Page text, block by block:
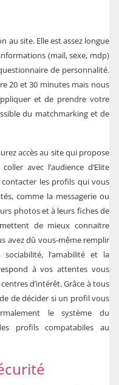
au site. Elle est assez longue
(mail, sexe, mdp)
de personnalité.
20 et 30 minutes mais nous
et de prendre votre
du matchmarking et de
accès au site qui propose
avec l’audience d’Elite
les profils qui vous
comme la messagerie ou
photos et à leurs fiches de
de mieux connaitre
avez dû vous-même remplir
l’amabilité et la
à vos attentes vous
d’intérêt. Grâce à tous
de décider si un profil vous
le système du
profils compatabiles au